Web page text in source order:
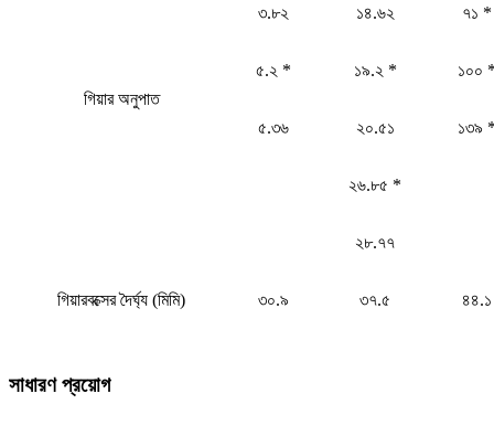
গিয়ার অনুপাত
৩.৮২ ১৪.৬২ ৭১ *
৫.২ * ১৯.২ * ১০০
৫.৩৬ ২০.৫১ ১৩৯
২৬.৮৫ *
২৮.৭৭
গিয়ারবক্সের দৈর্ঘ্য (মিমি) ৩০.৯ ৩৭.৫ ৪৪.১
সাধারণ প্রয়োগ